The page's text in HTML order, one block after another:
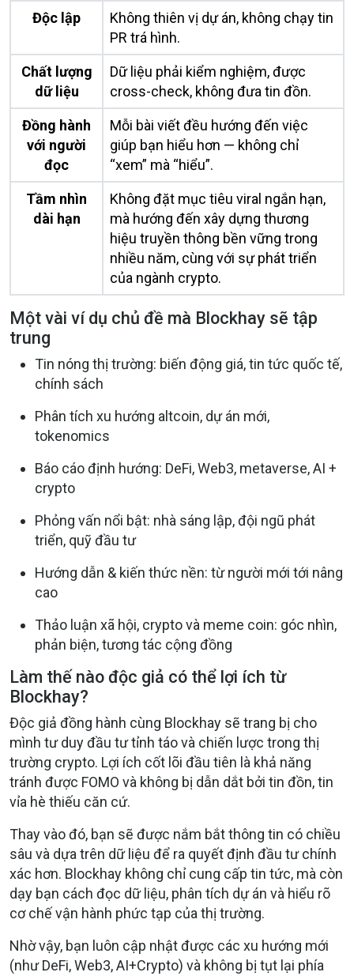
Độc lập
Không thiên vị dự án, không chạy tin
PR trá hình.
Chất lượng
dữ liệu
Dữ liệu phải kiểm nghiệm, được
cross-check, không đưa tin đồn.
Đồng hành
với người
đọc
Mỗi bài viết đều hướng đến việc
giúp bạn hiểu hơn — không chỉ
“xem” mà “hiểu”.
Tầm nhìn
dài hạn
Không đặt mục tiêu viral ngắn hạn,
mà hướng đến xây dựng thương
hiệu truyền thông bền vững trong
nhiều năm, cùng với sự phát triển
của ngành crypto.
Một vài ví dụ chủ đề mà Blockhay sẽ tập
trung
Tin nóng thị trường: biến động giá, tin tức quốc tế,
chính sách
Phân tích xu hướng altcoin, dự án mới,
tokenomics
Báo cáo định hướng: DeFi, Web3, metaverse, AI +
crypto
Phỏng vấn nổi bật: nhà sáng lập, đội ngũ phát
triển, quỹ đầu tư
Hướng dẫn & kiến thức nền: từ người mới tới nâng
cao
Thảo luận xã hội, crypto và meme coin: góc nhìn,
phản biện, tương tác cộng đồng
Làm thế nào độc giả có thể lợi ích từ
Blockhay?
Độc giả đồng hành cùng Blockhay sẽ trang bị cho
mình tư duy đầu tư tỉnh táo và chiến lược trong thị
trường crypto. Lợi ích cốt lõi đầu tiên là khả năng
tránh được FOMO và không bị dẫn dắt bởi tin đồn, tin
vỉa hè thiếu căn cứ.
Thay vào đó, bạn sẽ được nắm bắt thông tin có chiều
sâu và dựa trên dữ liệu để ra quyết định đầu tư chính
xác hơn. Blockhay không chỉ cung cấp tin tức, mà còn
dạy bạn cách đọc dữ liệu, phân tích dự án và hiểu rõ
cơ chế vận hành phức tạp của thị trường.
Nhờ vậy, bạn luôn cập nhật được các xu hướng mới
(như DeFi, Web3, AI+Crypto) và không bị tụt lại phía